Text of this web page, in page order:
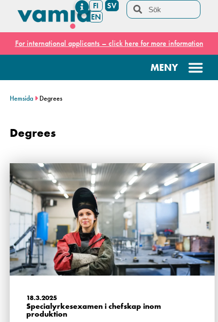
FI
SV
EN
For international applicants – click here for more information
Hemsida Degrees
Degrees
18.3.2025
Specialyrkesexamen i chefskap inom
produktion